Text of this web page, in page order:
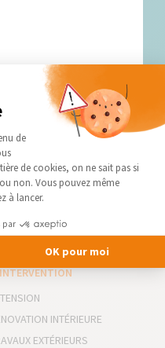
en loft ?
lumineuse, de murs
ET INFOS
DOMAINES
INTÉRIEURE
EXTÉRIEURS
du
de
de cookies, on ne sait pas si
non. Vous pouvez même
à lancer.
par
OK pour moi